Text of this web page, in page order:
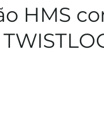
HMS